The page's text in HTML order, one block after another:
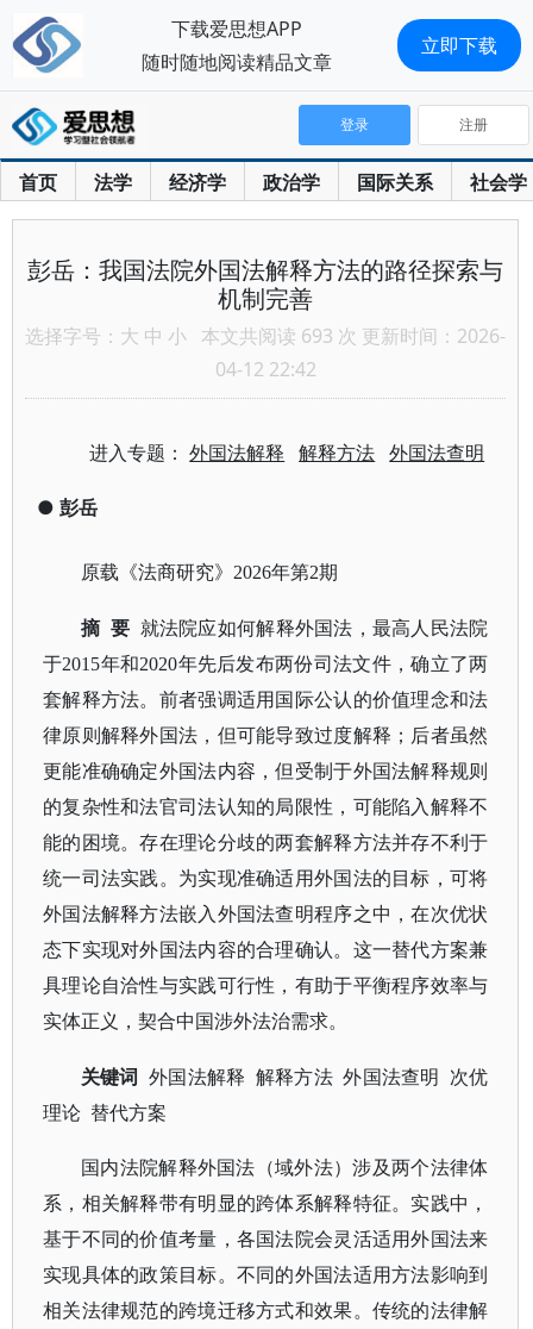
首页 法学 经济学 政治学 国际关系 社会学
登录 注册
彭岳：我国法院外国法解释方法的路径探索与
机制完善
选择字号： 大 中 小 本文共阅读 693 次 更新时间：2026-
04-12 22:42
进入专题：外国法解释 解释方法 外国法查明
● 彭岳
原载《法商研究》 2026年第2期
摘 要 就法院应如何解释外国法，最高人民法院
于2015年和2020年先后发布两份司法文件，确立了两
套解释方法。前者强调适用国际公认的价值理念和法
律原则解释外国法，但可能导致过度解释；后者虽然
更能准确确定外国法内容，但受制于外国法解释规则
的复杂性和法官司法认知的局限性，可能陷入解释不
能的困境。存在理论分歧的两套解释方法并存不利于
统一司法实践。为实现准确适用外国法的目标，可将
外国法解释方法嵌入外国法查明程序之中，在次优状
态下实现对外国法内容的合理确认。这一替代方案兼
具理论自洽性与实践可行性，有助于平衡程序效率与
实体正义，契合中国涉外法治需求。
关键词 外国法解释 解释方法 外国法查明 次优
理论 替代方案
国内法院解释外国法（域外法）涉及两个法律体
系，相关解释带有明显的跨体系解释特征。实践中，
基于不同的价值考量，各国法院会灵活适用外国法来
实现具体的政策目标。不同的外国法适用方法影响到
相关法律规范的跨境迁移方式和效果。传统的法律解
下载爱思想APP
随时随地阅读精品文章
立即下载